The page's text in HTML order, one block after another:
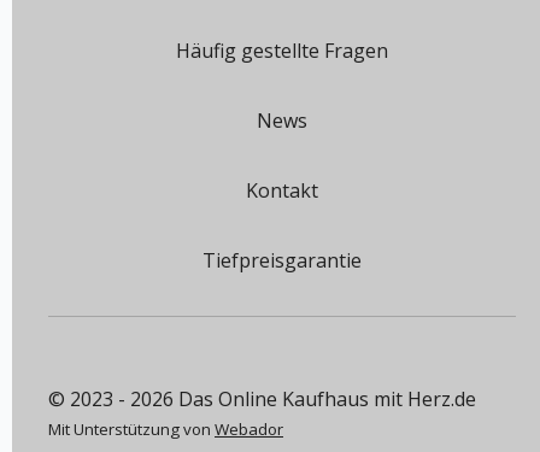
Häufig gestellte Fragen
News
Kontakt
Tiefpreisgarantie
© 2023 - 2026 Das Online Kaufhaus mit Herz.de
Mit Unterstützung von Webador